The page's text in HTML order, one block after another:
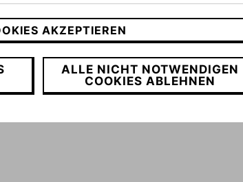
Den
AKZEPTIEREN
ALLE NICHT NOTWENDIGEN
COOKIES ABLEHNEN